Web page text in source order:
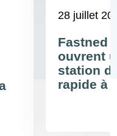
28 juillet
Fastned
ouvrent
station
rapide à